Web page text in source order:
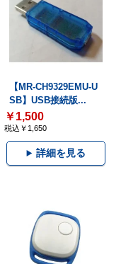
【MR-CH9329EMU-U
SB】USB接続版...
￥1,500
税込￥1,650
詳細を見る